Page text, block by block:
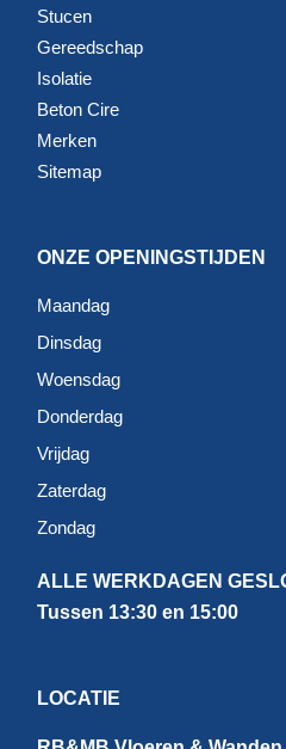
Stucen
Gereedschap
Isolatie
Beton Cire
Merken
Sitemap
ONZE OPENINGSTIJDEN
Maandag
Dinsdag
Woensdag
Donderdag
Vrijdag
Zaterdag
Zondag
ALLE WERKDAGEN
Tussen 13:30 en 15:00
LOCATIE